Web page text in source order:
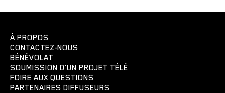
À PROPOS
CONTACTEZ-NOUS
BÉNÉVOLAT
SOUMISSION D'UN PROJET TÉLÉ
FOIRE AUX QUESTIONS
PARTENAIRES DIFFUSEURS